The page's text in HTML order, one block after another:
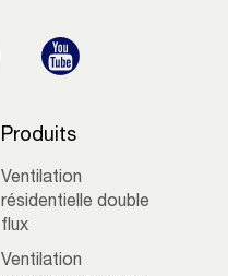
Produits
Ventilation
résidentielle double
flux
Ventilation